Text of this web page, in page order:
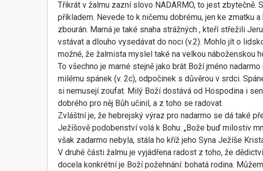
Třikrát v žalmu zazní slovo NADARMO, to jest
příkladem. Nevede to k ničemu dobrému, jen ke zmatku
zbourán. Marná je také snaha strážných , kteří střežili
vstávat a dlouho vysedávat do noci (v.2). Mohlo jít o
možné, že žalmista myslel také na velkou náboženskou
To všechno je marné stejně jako brát Boží jméno
milému spánek (v. 2c), odpočinek s důvěrou v srdci.
si nemusejí zoufat. Milý Boží dostává od Hospodina i
dobrého pro něj Bůh učinil, a z toho se radovat.
Zvláštní je, že hebrejský výraz pro nadarmo se dá také
Ježíšově podobenství volá k Bohu: „Bože buď milostiv
však zadarmo nebyla, stála ho kříž jeho Syna Ježíše
V druhé části žalmu je vyjádřena radost z toho, že
docela konkrétní je Boží požehnání: bohatá rodina.